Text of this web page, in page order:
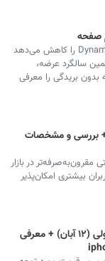
صفحه
اپل ابتدا سال ۲۰۲۵ اندازه Dynamic Island را کاهش می‌دهد
بیستمین سالگرد عرضه،
بریدگی را معرفی
گوشی آیفون ۱۳ + بررسی و مشخصات
مقرون‌به‌صرفه‌تر در بازار
بیشتری امکان‌پذیر
قیمت آیفون 13 معمولی (۱۲ آبان) + معرفی